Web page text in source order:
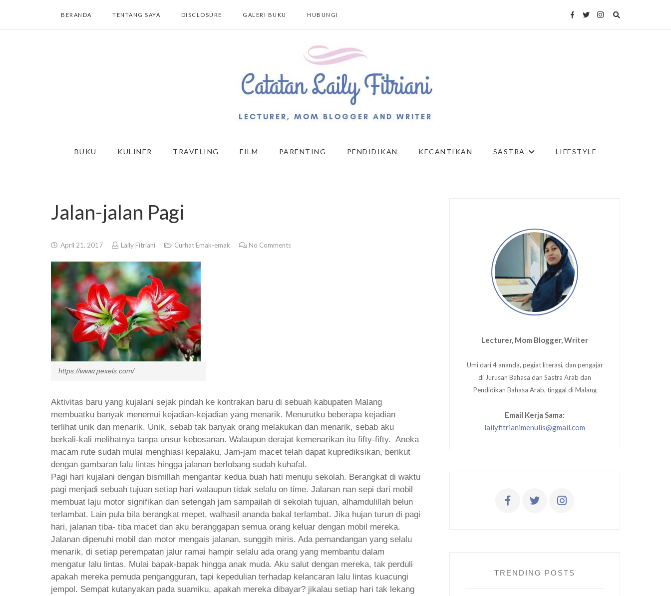
BERANDA TENTANG SAYA DISCLOSURE GALERI BUKU HUBUNGI
BUKU KULINER TRAVELING FILM PARENTING PENDIDIKAN KECANTIKAN SASTRA LIFESTYLE
Jalan-jalan Pagi
April 21, 2017 Laily Fitriani Curhat Emak-emak No Comments
https://www.pexels.com/
Aktivitas baru yang kujalani sejak pindah ke kontrakan baru di sebuah kabupaten Malang
membuatku banyak menemui kejadian-kejadian yang menarik. Menurutku beberapa kejadian
terlihat unik dan menarik. Unik, sebab tak banyak orang melakukan dan menarik, sebab aku
berkali-kali melihatnya tanpa unsur kebosanan. Walaupun derajat kemenarikan itu fifty-fifty. Aneka
macam rute sudah mulai menghiasi kepalaku. Jam-jam macet telah dapat kuprediksikan, berikut
dengan gambaran lalu lintas hingga jalanan berlobang sudah kuhafal.
Pagi hari kujalani dengan bismillah mengantar kedua buah hati menuju sekolah. Berangkat di waktu
pagi menjadi sebuah tujuan setiap hari walaupun tidak selalu on time. Jalanan nan sepi dari mobil
membuat laju motor signifikan dan setengah jam sampailah di sekolah tujuan, alhamdulillah belun
terlambat. Lain pula bila berangkat mepet, walhasil ananda bakal terlambat. Jika hujan turun di pagi
hari, jalanan tiba- tiba macet dan aku beranggapan semua orang keluar dengan mobil mereka.
Jalanan dipenuhi mobil dan motor mengais jalanan, sunggih miris. Ada pemandangan yang selalu
menarik, di setiap perempatan jalur ramai hampir selalu ada orang yang membantu dalam
mengatur lalu lintas. Mulai bapak-bapak hingga anak muda. Aku salut dengan mereka, tak perduli
apakah mereka pemuda pengangguran, tapi kepedulian terhadap kelancaran lalu lintas kuacungi
jempol. Sempat kutanyakan pada suamiku, apakah mereka dibayar? jikalau setiap hari tak lekang
Lecturer, Mom Blogger, Writer
Umi dari 4 ananda, pegiat literasi, dan pengajar
di Jurusan Bahasa dan Sastra Arab dan
Pendidikan Bahasa Arab, tinggal di Malang
Email Kerja Sama:
lailyfitrianimenulis@gmail.com
TRENDING POSTS